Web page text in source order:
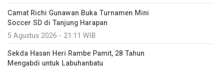
Camat Richi Gunawan Buka Turnamen Mini
Soccer SD di Tanjung Harapan
5 Agustus 2026 - 21:11 WIB
Sekda Hasan Heri Rambe Pamit, 28 Tahun
Mengabdi untuk Labuhanbatu